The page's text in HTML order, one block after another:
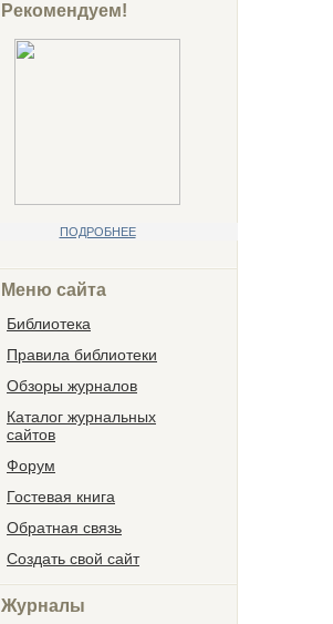
Рекомендуем!
ПОДРОБНЕЕ
Меню сайта
Библиотека
Правила библиотеки
Обзоры журналов
Каталог журнальных
сайтов
Форум
Гостевая книга
Обратная связь
Создать свой сайт
Журналы